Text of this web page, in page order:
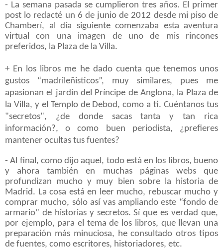
- La semana pasada se cumplieron tres años. El primer
post lo redacté un 6 de junio de 2012 desde mi piso de
Chamberí, al día siguiente comenzaba esta aventura
virtual con una imagen de uno de mis rincones
preferidos, la Plaza de la Villa.
+ En los libros me he dado cuenta que tenemos unos
gustos “madrileñisticos”, muy similares, pues me
apasionan el jardín del Príncipe de Anglona, la Plaza de
la Villa, y el Templo de Debod, como a ti. Cuéntanos tus
"secretos", ¿de donde sacas tanta y tan rica
información?, o como buen periodista, ¿prefieres
mantener ocultas tus fuentes?
- Al final, como dijo aquel, todo está en los libros, bueno
y ahora también en muchas páginas webs que
profundizan mucho y muy bien sobre la historia de
Madrid. La cosa está en leer mucho, rebuscar mucho y
comprar mucho, sólo así vas ampliando este “fondo de
armario” de historias y secretos. Sí que es verdad que,
por ejemplo, para el tema de los libros, que llevan una
preparación más minuciosa, he consultado otros tipos
de fuentes, como escritores, historiadores, etc.